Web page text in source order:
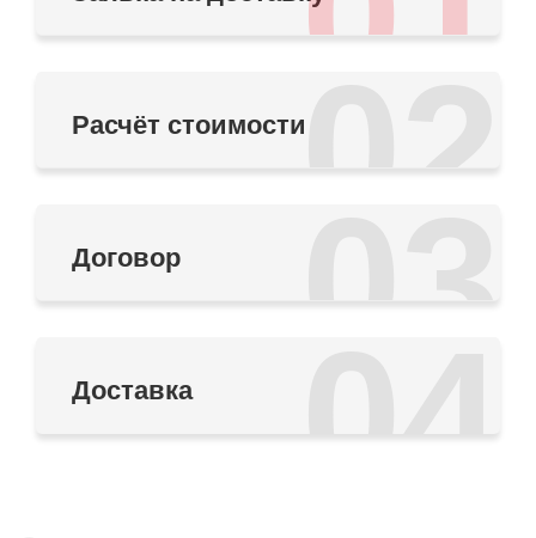
02
Расчёт стоимости
03
Договор
04
Доставка